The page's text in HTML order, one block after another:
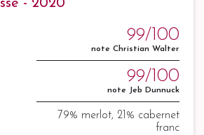
- 2020
99/100
note Christian Walter
99/100
note Jeb Dunnuck
79% merlot, 21% cabernet
franc